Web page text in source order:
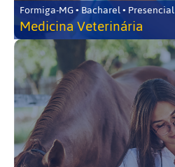
Formiga-MG • Bacharel • Presencial
Medicina Veterinária